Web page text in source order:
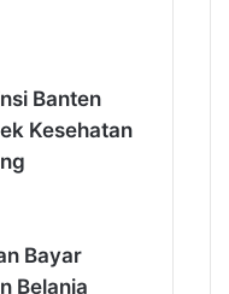
Banten
Kesehatan
Bayar
Belanja